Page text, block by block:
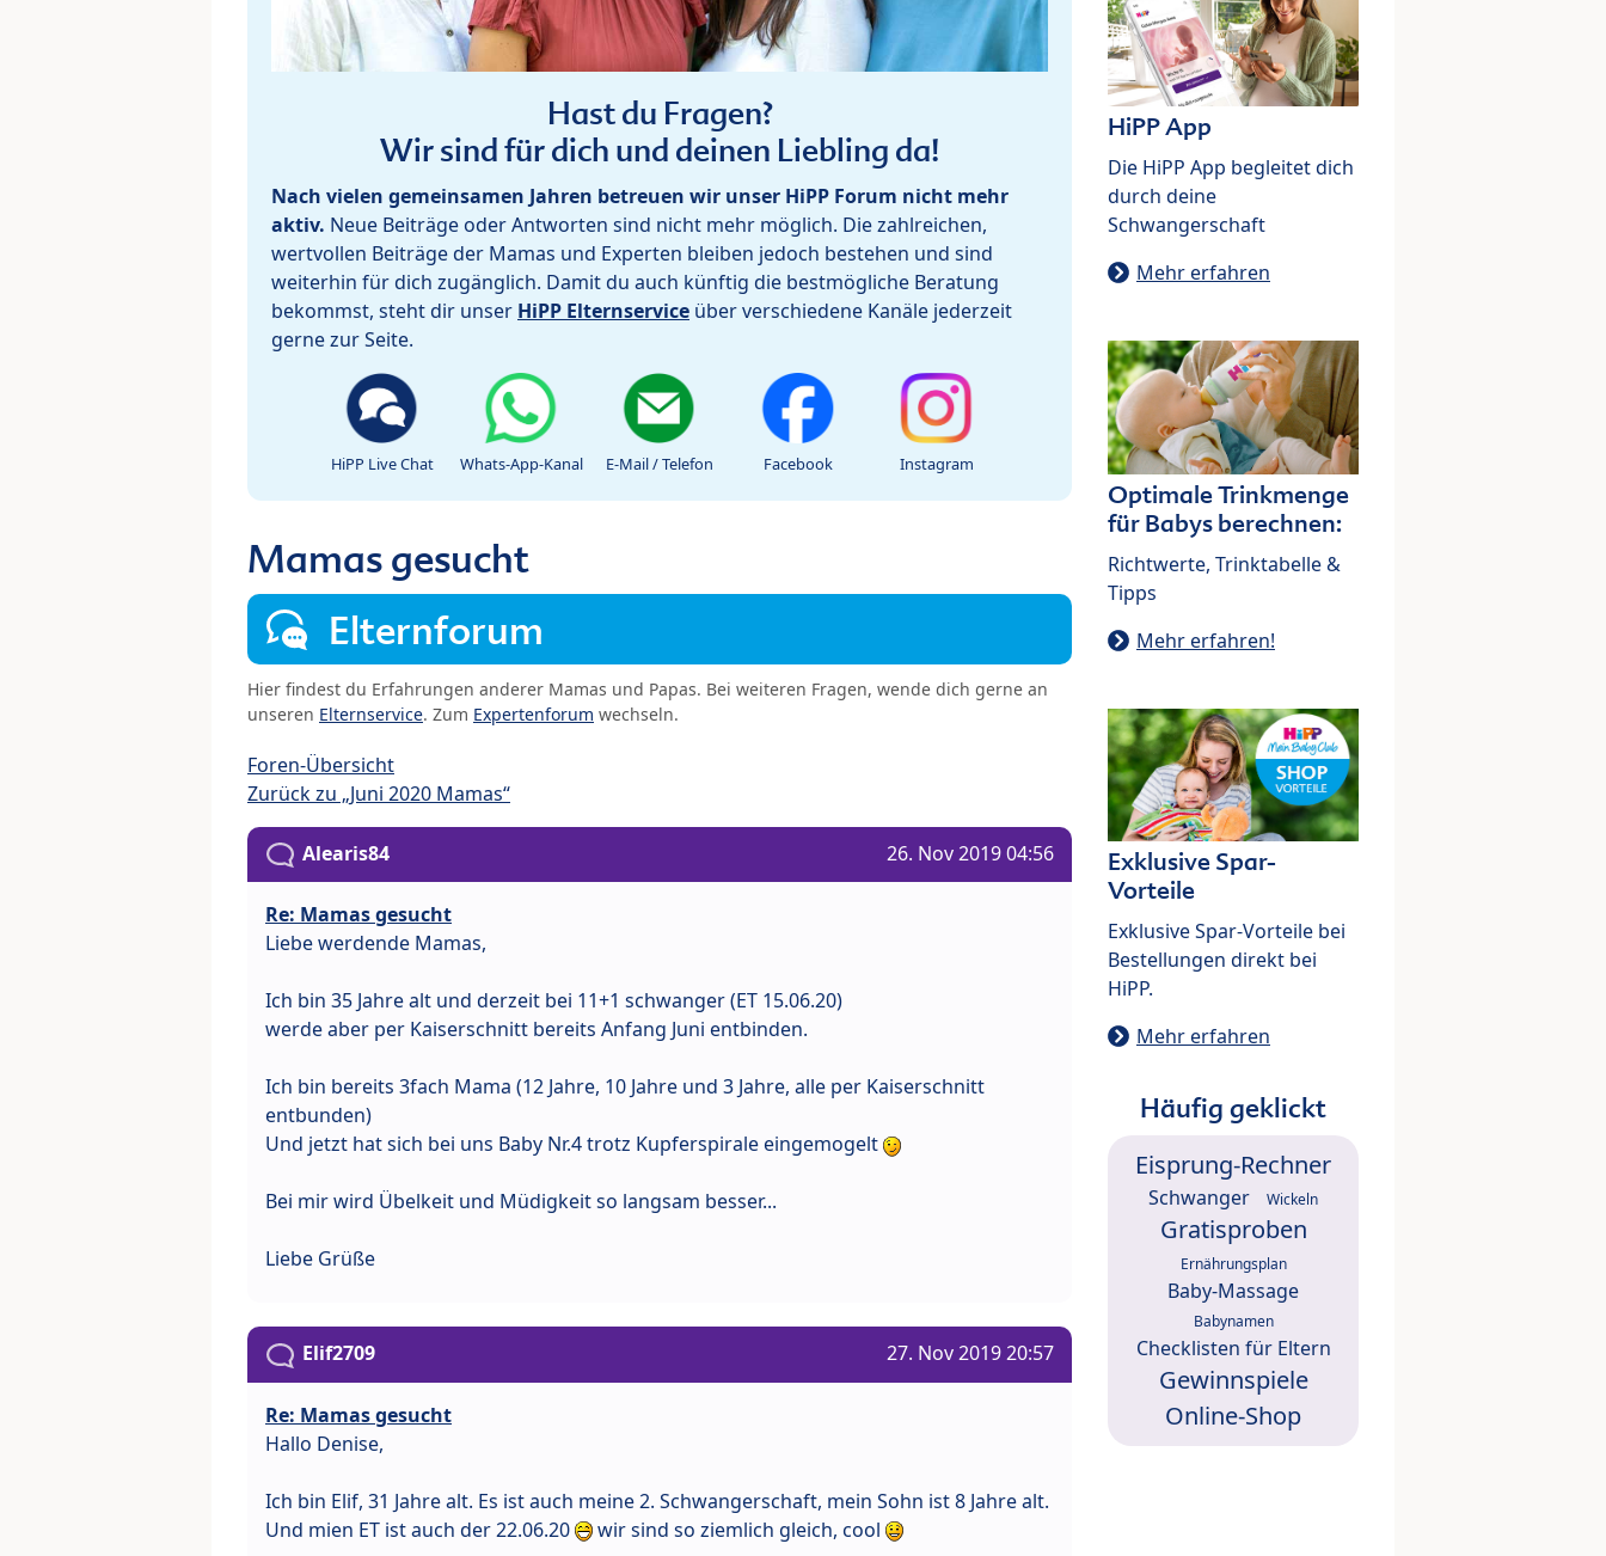
Hast du Fragen?
Wir sind für dich und deinen Liebling da!
Nach vielen gemeinsamen Jahren betreuen wir unser HiPP Forum nicht mehr
aktiv. Neue Beiträge oder Antworten sind nicht mehr möglich. Die zahlreichen,
wertvollen Beiträge der Mamas und Experten bleiben jedoch bestehen und sind
weiterhin für dich zugänglich. Damit du auch künftig die bestmögliche Beratung
bekommst, steht dir unser HiPP Elternservice über verschiedene Kanäle jederzeit
gerne zur Seite.
HiPP Live Chat Whats-App-Kanal E-Mail / Telefon Facebook Instagram
Mamas gesucht
Elternforum
Hier findest du Erfahrungen anderer Mamas und Papas. Bei weiteren Fragen, wende dich gerne an
unseren Elternservice. Zum Expertenforum wechseln.
Foren-Übersicht
Zurück zu „Juni 2020 Mamas“
Alearis84 26. Nov 2019 04:56
Re: Mamas gesucht
Liebe werdende Mamas,
Ich bin 35 Jahre alt und derzeit bei 11+1 schwanger (ET 15.06.20)
werde aber per Kaiserschnitt bereits Anfang Juni entbinden.
Ich bin bereits 3fach Mama (12 Jahre, 10 Jahre und 3 Jahre, alle per Kaiserschnitt
entbunden)
Und jetzt hat sich bei uns Baby Nr.4 trotz Kupferspirale eingemogelt
Bei mir wird Übelkeit und Müdigkeit so langsam besser...
Liebe Grüße
Elif2709 27. Nov 2019 20:57
Re: Mamas gesucht
Hallo Denise,
Ich bin Elif, 31 Jahre alt. Es ist auch meine 2. Schwangerschaft, mein Sohn ist 8 Jahre alt.
Und mien ET ist auch der 22.06.20
wir sind so ziemlich gleich, cool
HiPP App
Die HiPP App begleitet dich
durch deine
Schwangerschaft
Mehr erfahren
Optimale Trinkmenge
für Babys berechnen:
Richtwerte, Trinktabelle &
Tipps
Mehr erfahren!
Exklusive Spar-
Vorteile
Exklusive Spar-Vorteile bei
Bestellungen direkt bei
HiPP.
Mehr erfahren
Häufig geklickt
Eisprung-Rechner
Schwanger Wickeln
Gratisproben
Ernährungsplan
Baby-Massage
Babynamen
Checklisten für Eltern
Gewinnspiele
Online-Shop